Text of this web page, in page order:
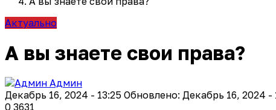
Актуально
А вы знаете свои права?
Админ
Декабрь 16, 2024 - 13:25 Обновлено: Декабрь 16, 2024 -
0 3631